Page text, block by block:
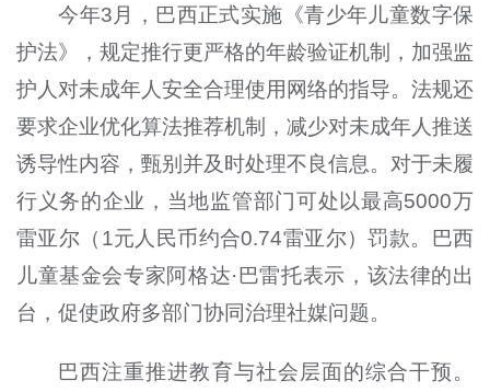
今年3月，巴西正式实施《青少年儿童数字保
护法》，规定推行更严格的年龄验证机制，加强监
护人对未成年人安全合理使用网络的指导。法规还
要求企业优化算法推荐机制，减少对未成年人推送
诱导性内容，甄别并及时处理不良信息。对于未履
行义务的企业，当地监管部门可处以最高5000万
雷亚尔（1元人民币约合0.74雷亚尔）罚款。巴西
儿童基金会专家阿格达·巴雷托表示，该法律的出
台，促使政府多部门协同治理社媒问题。
巴西注重推进教育与社会层面的综合干预。